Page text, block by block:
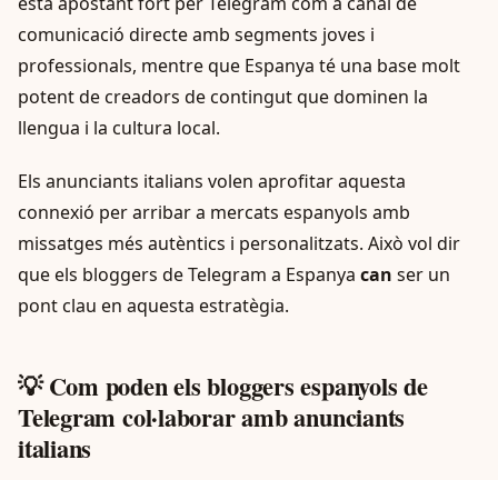
comunicació directe amb segments joves i
professionals, mentre que Espanya té una base molt
potent de creadors de contingut que dominen la
llengua i la cultura local.
Els anunciants italians volen aprofitar aquesta
connexió per arribar a mercats espanyols amb
missatges més autèntics i personalitzats. Això vol dir
que els bloggers de Telegram a Espanya can ser un
pont clau en aquesta estratègia.
💡 Com poden els bloggers espanyols de
Telegram col·laborar amb anunciants
italians